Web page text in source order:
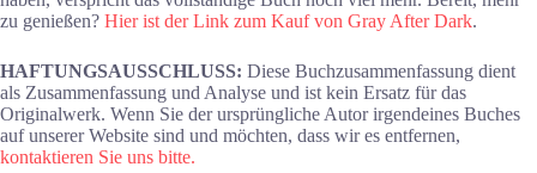
zu genießen? Hier ist der Link zum Kauf von Gray After Dark.
HAFTUNGSAUSSCHLUSS: Diese Buchzusammenfassung dient
als Zusammenfassung und Analyse und ist kein Ersatz für das
Originalwerk. Wenn Sie der ursprüngliche Autor irgendeines Buches
auf unserer Website sind und möchten, dass wir es entfernen,
kontaktieren Sie uns bitte.